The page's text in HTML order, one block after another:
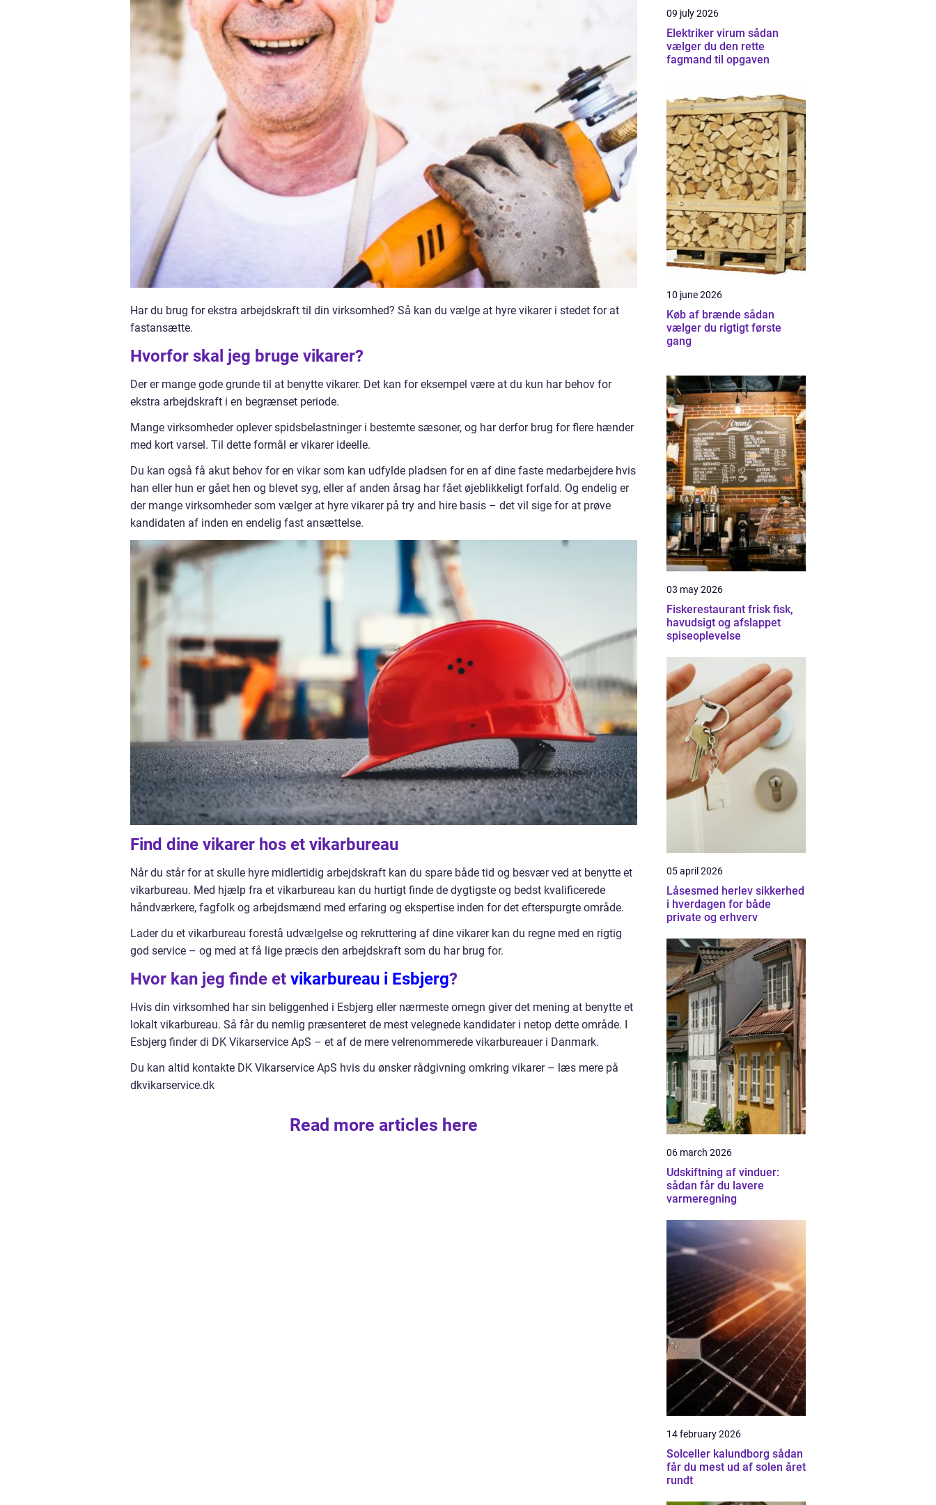
Har du brug for ekstra arbejdskraft til din virksomhed? Så kan du vælge at hyre vikarer i stedet for at
fastansætte.
Hvorfor skal jeg bruge vikarer?
Der er mange gode grunde til at benytte vikarer. Det kan for eksempel være at du kun har behov for
ekstra arbejdskraft i en begrænset periode.
Mange virksomheder oplever spidsbelastninger i bestemte sæsoner, og har derfor brug for flere hænder
med kort varsel. Til dette formål er vikarer ideelle.
Du kan også få akut behov for en vikar som kan udfylde pladsen for en af dine faste medarbejdere hvis
han eller hun er gået hen og blevet syg, eller af anden årsag har fået øjeblikkeligt forfald. Og endelig er
der mange virksomheder som vælger at hyre vikarer på try and hire basis – det vil sige for at prøve
kandidaten af inden en endelig fast ansættelse.
Find dine vikarer hos et vikarbureau
Når du står for at skulle hyre midlertidig arbejdskraft kan du spare både tid og besvær ved at benytte et
vikarbureau. Med hjælp fra et vikarbureau kan du hurtigt finde de dygtigste og bedst kvalificerede
håndværkere, fagfolk og arbejdsmænd med erfaring og ekspertise inden for det efterspurgte område.
Lader du et vikarbureau forestå udvælgelse og rekruttering af dine vikarer kan du regne med en rigtig
god service – og med at få lige præcis den arbejdskraft som du har brug for.
Hvor kan jeg finde et vikarbureau i Esbjerg?
Hvis din virksomhed har sin beliggenhed i Esbjerg eller nærmeste omegn giver det mening at benytte et
lokalt vikarbureau. Så får du nemlig præsenteret de mest velegnede kandidater i netop dette område. I
Esbjerg finder di DK Vikarservice ApS – et af de mere velrenommerede vikarbureauer i Danmark.
Du kan altid kontakte DK Vikarservice ApS hvis du ønsker rådgivning omkring vikarer – læs mere på
dkvikarservice.dk
Read more articles here
09 july 2026
Elektriker virum sådan
vælger du den rette
fagmand til opgaven
10 june 2026
Køb af brænde sådan
vælger du rigtigt første
gang
03 may 2026
Fiskerestaurant frisk fisk,
havudsigt og afslappet
spiseoplevelse
05 april 2026
Låsesmed herlev sikkerhed
i hverdagen for både
private og erhverv
06 march 2026
Udskiftning af vinduer:
sådan får du lavere
varmeregning
14 february 2026
Solceller kalundborg sådan
får du mest ud af solen året
rundt